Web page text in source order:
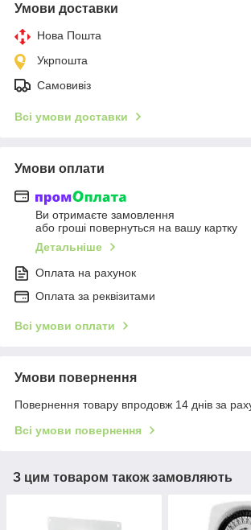
Умови доставки
Нова Пошта
Укрпошта
Самовивіз
Всі умови доставки
Умови оплати
Ви отримаєте замовлення
або гроші повернуться на вашу картку
Детальніше
Оплата на рахунок
Оплата за реквізитами
Всі умови оплати
Умови повернення
Повернення товару впродовж 14 днів за
Всі умови повернення
З цим товаром також замовляють